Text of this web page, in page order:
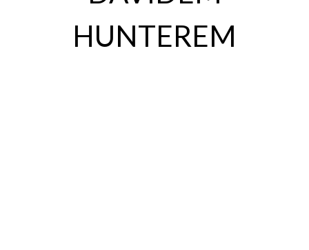
HUNTEREM